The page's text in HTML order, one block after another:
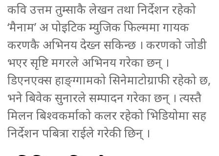
कवि उत्तम तुम्साकै लेखन तथा निर्देशन रहेको
‘मैनाम’ अ पोइटिक म्युजिक फिल्ममा गायक
करणकै अभिनय देख्न सकिन्छ । करणको जोडी
भएर सृष्टि मगरले अभिनय गरेका छन् ।
डिएनएक्स हाङ्ग्गामको सिनेमाटोग्राफी रहेको छ,
भने बिवेक सुनारले सम्पादन गरेका छन् । त्यस्तै
मिलन बिश्वकर्माको कलर रहेको भिडियोमा सह
निर्देशन पबित्रा राईले गरेकी छिन् ।